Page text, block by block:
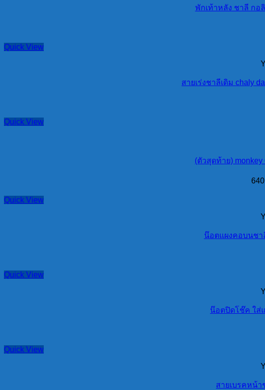
พักเท้าหลัง ชาลี กอ
Quick View
สายเร่งชาลีเดิม chaly
Quick View
(ตัวสุดท้าย) monkey
Quick View
น๊อตแผงคอบนชา
Quick View
น๊อตปิดโช๊ค ใส่
Quick View
สายเบรคหน้า